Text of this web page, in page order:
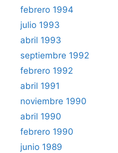
febrero 1994
julio 1993
abril 1993
septiembre 1992
febrero 1992
abril 1991
noviembre 1990
abril 1990
febrero 1990
junio 1989